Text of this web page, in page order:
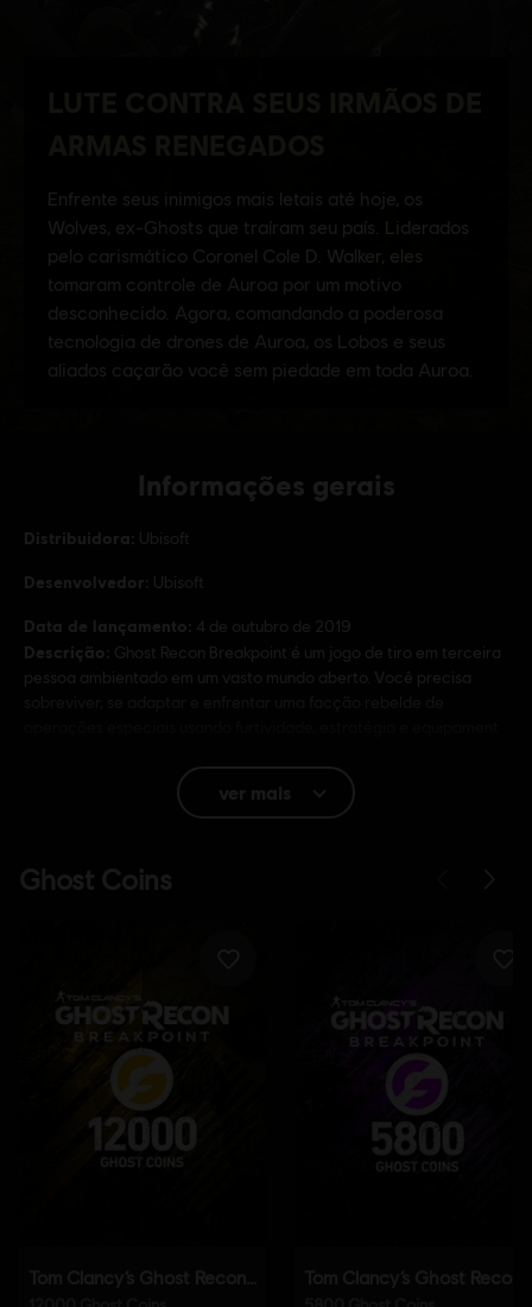
Informações gerais
Distribuidora: Ubisoft
Desenvolvedor: Ubisoft
Data de lançamento: 4 de outubro de 2019
Descrição:
Ghost Recon Breakpoint é um jogo de tiro em terceira
pessoa ambientado em um vasto mundo aberto. Você precisa
Legal Drugs, Inappropriate Language, Violence
Gênero: Co-op ,Ação/Aventura Mundo aberto, Multijogador
Software Antibatota:
a solução antibatota BattlEye é instalada
automaticamente com este jogo e é necessária para o poder
jogar; não poderás iniciar o jogo se o desinstalares.
Multiplayer: Sim
ver mais